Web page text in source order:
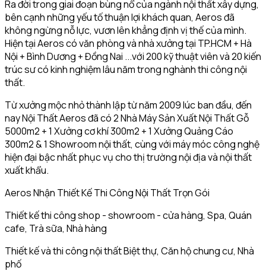
Ra đời trong giai đoạn bùng nổ của ngành nội thất xây dựng,
bên cạnh những yếu tố thuận lợi khách quan, Aeros đã
không ngừng nỗ lực, vươn lên khẳng định vị thế của mình.
Hiện tại Aeros có văn phòng và nhà xưởng tại TP.HCM + Hà
Nội + Bình Dương + Đồng Nai ...với 200 kỹ thuật viên và 20 kiến
trúc sư có kinh nghiệm lâu năm trong nghành thi công nội
thất.
Từ xưởng mộc nhỏ thành lập từ năm 2009 lúc ban đầu, đến
nay Nội Thất Aeros đã có 2 Nhà Máy Sản Xuất Nội Thất Gỗ
5000m2 + 1 Xưởng cơ khí 300m2 + 1 Xưởng Quảng Cáo
300m2 & 1 Showroom nội thất, cùng với máy móc công nghệ
hiện đại bậc nhất phục vụ cho thị trường nội địa và nội thất
xuất khẩu.
Aeros Nhận Thiết Kế Thi Công Nội Thất Trọn Gói
Thiết kế thi công shop - showroom - cửa hàng, Spa, Quán
cafe, Trà sữa, Nhà hàng
Thiết kế và thi công nội thất Biệt thự, Căn hộ chung cư, Nhà
phố